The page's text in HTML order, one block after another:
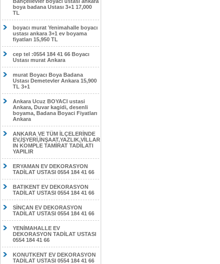
boya badana Ustası 3+1 17,000
TL
boyacı murat Yenimahalle boyacı
ustası ankara 3+1 ev boyama
fiyatları 15,950 TL
cep tel :0554 184 41 66 Boyacı
Ustası murat Ankara
murat Boyacı Boya Badana
Ustası Demetevler Ankara 15,900
TL 3+1
Ankara Ucuz BOYACI ustasi
Ankara, Duvar kagidi, desenli
boyama, Badana Boyaci Fiyatları
Ankara
ANKARA VE TÜM İLÇELERİNDE
EV,İŞYERİ,İNŞAAT,YAZLIK,VİLLAR
IN KOMPLE TAMİRAT TADİLATI
YAPILIR
ERYAMAN EV DEKORASYON
TADİLAT USTASI 0554 184 41 66
BATIKENT EV DEKORASYON
TADİLAT USTASI 0554 184 41 66
SİNCAN EV DEKORASYON
TADİLAT USTASI 0554 184 41 66
YENİMAHALLE EV
DEKORASYON TADİLAT USTASI
0554 184 41 66
KONUTKENT EV DEKORASYON
TADİLAT USTASI 0554 184 41 66